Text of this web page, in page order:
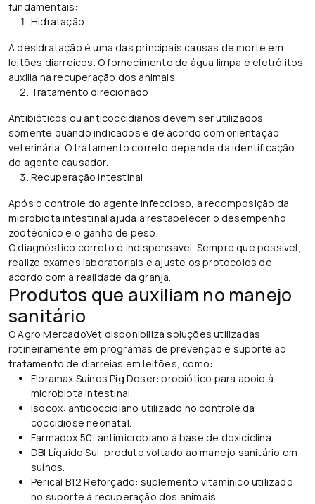
fundamentais:
Hidratação
A desidratação é uma das principais causas de morte em
leitões diarreicos. O fornecimento de água limpa e eletrólitos
auxilia na recuperação dos animais.
Tratamento direcionado
Antibióticos ou anticoccidianos devem ser utilizados
somente quando indicados e de acordo com orientação
veterinária. O tratamento correto depende da identificação
do agente causador.
Recuperação intestinal
Após o controle do agente infeccioso, a recomposição da
microbiota intestinal ajuda a restabelecer o desempenho
zootécnico e o ganho de peso.
O diagnóstico correto é indispensável. Sempre que possível,
realize exames laboratoriais e ajuste os protocolos de
acordo com a realidade da granja.
Produtos que auxiliam no manejo
sanitário
O Agro MercadoVet disponibiliza soluções utilizadas
rotineiramente em programas de prevenção e suporte ao
tratamento de diarreias em leitões, como:
Floramax Suínos Pig Doser: probiótico para apoio à
microbiota intestinal.
Isocox: anticoccidiano utilizado no controle da
coccidiose neonatal.
Farmadox 50: antimicrobiano à base de doxiciclina.
DBI Líquido Sui: produto voltado ao manejo sanitário em
suínos.
Perical B12 Reforçado: suplemento vitamínico utilizado
no suporte à recuperação dos animais.